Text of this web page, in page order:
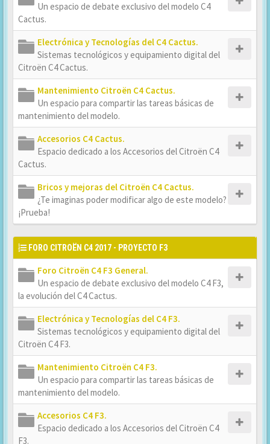
Un espacio de debate exclusivo del modelo C4
Cactus.
Electrónica y Tecnologías del C4 Cactus.
Sistemas tecnológicos y equipamiento digital del
Citroën C4 Cactus.
Mantenimiento Citroën C4 Cactus.
Un espacio para compartir las tareas básicas de
mantenimiento del modelo.
Accesorios C4 Cactus.
Espacio dedicado a los Accesorios del Citroën C4
Cactus.
Bricos y mejoras del Citroën C4 Cactus.
¿Te imaginas poder modificar algo de este modelo?
¡Prueba!
FORO CITROËN C4 2017 - PROYECTO F3
Foro Citroën C4 F3 General.
Un espacio de debate exclusivo del modelo C4 F3,
la evolución del C4 Cactus.
Electrónica y Tecnologías del C4 F3.
Sistemas tecnológicos y equipamiento digital del
Citroën C4 F3.
Mantenimiento Citroën C4 F3.
Un espacio para compartir las tareas básicas de
mantenimiento del modelo.
Accesorios C4 F3.
Espacio dedicado a los Accesorios del Citroën C4
F3.